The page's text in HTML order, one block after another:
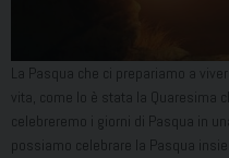
La Pasqua che ci prepariamo a
vita, come lo è stata la Quaresima
celebreremo i giorni di Pasqua in
possiamo celebrare la Pasqua